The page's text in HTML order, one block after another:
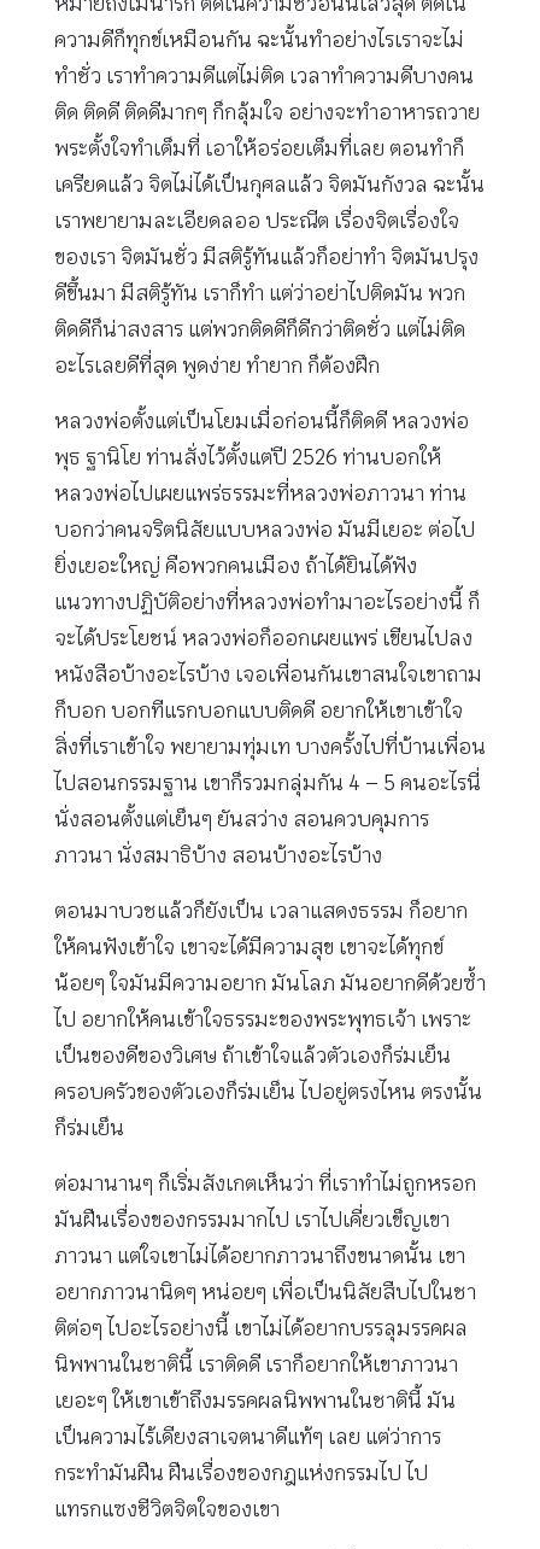
ความดีก็ทุกข์เหมือนกัน ฉะนั้นทำอย่างไรเราจะไม่
ทำชั่ว เราทำความดีแต่ไม่ติด เวลาทำความดีบางคน
ติด ติดดี ติดดีมากๆ ก็กลุ้มใจ อย่างจะทำอาหารถวาย
พระตั้งใจทำเต็มที่ เอาให้อร่อยเต็มที่เลย ตอนทำก็
เครียดแล้ว จิตไม่ได้เป็นกุศลแล้ว จิตมันกังวล ฉะนั้น
เราพยายามละเอียดลออ ประณีต เรื่องจิตเรื่องใจ
ของเรา จิตมันชั่ว มีสติรู้ทันแล้วก็อย่าทำ จิตมันปรุง
ดีขึ้นมา มีสติรู้ทัน เราก็ทำ แต่ว่าอย่าไปติดมัน พวก
ติดดีก็น่าสงสาร แต่พวกติดดีก็ดีกว่าติดชั่ว แต่ไม่ติด
อะไรเลยดีที่สุด พูดง่าย ทำยาก ก็ต้องฝึก
หลวงพ่อตั้งแต่เป็นโยมเมื่อก่อนนี้ก็ติดดี หลวงพ่อ
พุธ ฐานิโย ท่านสั่งไว้ตั้งแต่ปี 2526 ท่านบอกให้
หลวงพ่อไปเผยแพร่ธรรมะที่หลวงพ่อภาวนา ท่าน
บอกว่าคนจริตนิสัยแบบหลวงพ่อ มันมีเยอะ ต่อไป
ยิ่งเยอะใหญ่ คือพวกคนเมือง ถ้าได้ยินได้ฟัง
แนวทางปฏิบัติอย่างที่หลวงพ่อทำมาอะไรอย่างนี้ ก็
จะได้ประโยชน์ หลวงพ่อก็ออกเผยแพร่ เขียนไปลง
หนังสือบ้างอะไรบ้าง เจอเพื่อนกันเขาสนใจเขาถาม
ก็บอก บอกทีแรกบอกแบบติดดี อยากให้เขาเข้าใจ
สิ่งที่เราเข้าใจ พยายามทุ่มเท บางครั้งไปที่บ้านเพื่อน
ไปสอนกรรมฐาน เขาก็รวมกลุ่มกัน 4 – 5 คนอะไรนี่
นั่งสอนตั้งแต่เย็นๆ ยันสว่าง สอนควบคุมการ
ภาวนา นั่งสมาธิบ้าง สอนบ้างอะไรบ้าง
ตอนมาบวชแล้วก็ยังเป็น เวลาแสดงธรรม ก็อยาก
ให้คนฟังเข้าใจ เขาจะได้มีความสุข เขาจะได้ทุกข์
น้อยๆ ใจมันมีความอยาก มันโลภ มันอยากดีด้วยซ้ำ
ไป อยากให้คนเข้าใจธรรมะของพระพุทธเจ้า เพราะ
เป็นของดีของวิเศษ ถ้าเข้าใจแล้วตัวเองก็ร่มเย็น
ครอบครัวของตัวเองก็ร่มเย็น ไปอยู่ตรงไหน ตรงนั้น
ก็ร่มเย็น
ต่อมานานๆ ก็เริ่มสังเกตเห็นว่า ที่เราทำไม่ถูกหรอก
มันฝืนเรื่องของกรรมมากไป เราไปเคี่ยวเข็ญเขา
ภาวนา แต่ใจเขาไม่ได้อยากภาวนาถึงขนาดนั้น เขา
อยากภาวนานิดๆ หน่อยๆ เพื่อเป็นนิสัยสืบไปในชา
ติต่อๆ ไปอะไรอย่างนี้ เขาไม่ได้อยากบรรลุมรรคผล
นิพพานในชาตินี้ เราติดดี เราก็อยากให้เขาภาวนา
เยอะๆ ให้เขาเข้าถึงมรรคผลนิพพานในชาตินี้ มัน
เป็นความไร้เดียงสาเจตนาดีแท้ๆ เลย แต่ว่าการ
กระทำมันฝืน ฝืนเรื่องของกฎแห่งกรรมไป ไป
แทรกแซงชีวิตจิตใจของเขา